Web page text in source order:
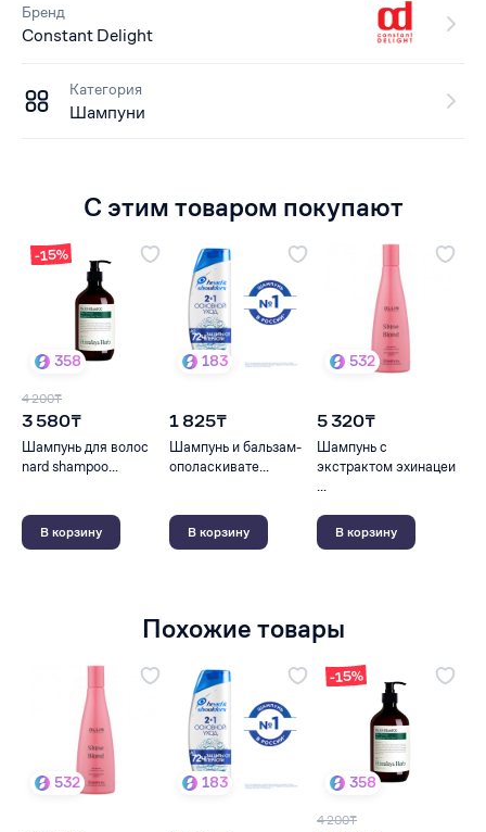
Бренд
Constant Delight
Категория
Шампуни
С этим товаром покупают
-15%
358
4 200₸
3 580₸
Шампунь для волос
nard shampoo...
В корзину
183
1 825₸
Шампунь и бальзам-
ополаскивате...
В корзину
532
5 320₸
Шампунь с
экстрактом эхинацеи
...
В корзину
Похожие товары
532 183
-15%
358
4 200₸